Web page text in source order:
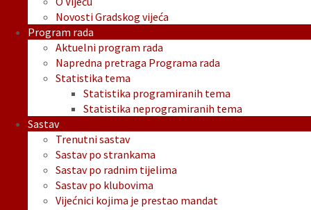
Novosti Gradskog vijeća
Program rada
Aktuelni program rada
Napredna pretraga Programa rada
Statistika tema
Statistika programiranih tema
Statistika neprogramiranih tema
Sastav
Trenutni sastav
Sastav po strankama
Sastav po radnim tijelima
Sastav po klubovima
Vijećnici kojima je prestao mandat